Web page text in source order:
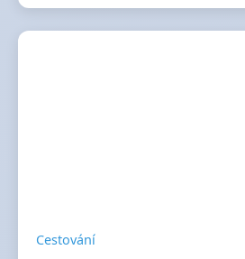
Cestování